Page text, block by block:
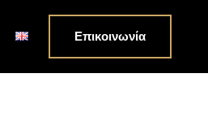
Επικοινωνία